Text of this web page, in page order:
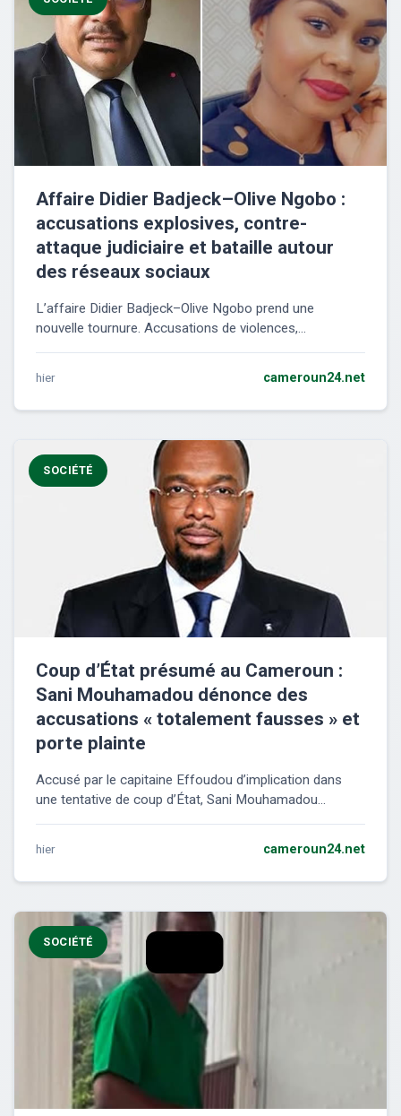
Affaire Didier Badjeck–Olive Ngobo :
accusations explosives, contre-
attaque judiciaire et bataille autour
des réseaux sociaux
L’affaire Didier Badjeck–Olive Ngobo prend une
nouvelle tournure. Accusations de violences,...
hier cameroun24.net
SOCIÉTÉ
Coup d’État présumé au Cameroun :
Sani Mouhamadou dénonce des
accusations « totalement fausses » et
porte plainte
Accusé par le capitaine Effoudou d’implication dans
une tentative de coup d’État, Sani Mouhamadou...
hier cameroun24.net
SOCIÉTÉ